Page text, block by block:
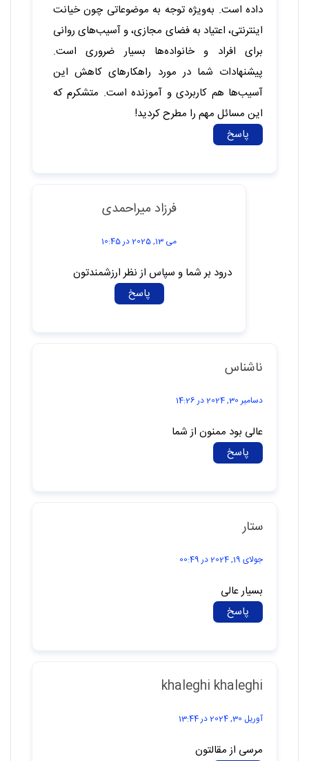
داده است. به‌ویژه توجه به موضوعاتی چون خیانت
اینترنتی، اعتیاد به فضای مجازی، و آسیب‌های روانی
برای افراد و خانواده‌ها بسیار ضروری است.
پیشنهادات شما در مورد راهکارهای کاهش این
آسیب‌ها هم کاربردی و آموزنده است. متشکرم که
این مسائل مهم را مطرح کردید!
پاسخ
فرزاد میراحمدی
می 13, 2025 در 10:45
درود بر شما و سپاس از نظر ارزشمندتون
پاسخ
ناشناس
دسامبر 30, 2024 در 14:26
عالی بود ممنون از شما
پاسخ
ستار
جولای 19, 2024 در 00:49
بسیار عالی
پاسخ
khaleghi khaleghi
آوریل 30, 2024 در 13:44
مرسی از مقالتون